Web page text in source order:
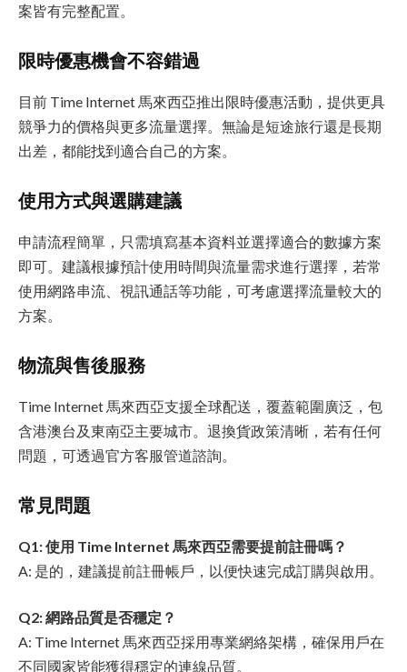
案皆有完整配置。
限時優惠機會不容錯過
目前 Time Internet 馬來西亞推出限時優惠活動，提供更具
競爭力的價格與更多流量選擇。無論是短途旅行還是長期
出差，都能找到適合自己的方案。
使用方式與選購建議
申請流程簡單，只需填寫基本資料並選擇適合的數據方案
即可。建議根據預計使用時間與流量需求進行選擇，若常
使用網路串流、視訊通話等功能，可考慮選擇流量較大的
方案。
物流與售後服務
Time Internet 馬來西亞支援全球配送，覆蓋範圍廣泛，包
含港澳台及東南亞主要城市。退換貨政策清晰，若有任何
問題，可透過官方客服管道諮詢。
常見問題
Q1: 使用 Time Internet 馬來西亞需要提前註冊嗎？
A: 是的，建議提前註冊帳戶，以便快速完成訂購與啟用。
Q2: 網路品質是否穩定？
A: Time Internet 馬來西亞採用專業網絡架構，確保用戶在
不同國家皆能獲得穩定的連線品質。